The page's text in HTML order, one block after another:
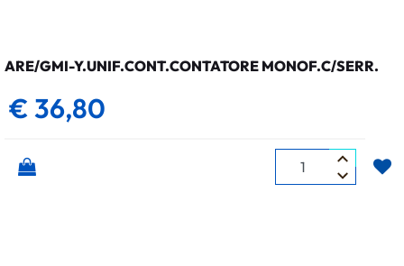
ARE/GMI-Y.UNIF.CONT.CONTATORE MONOF.C/SERR.
€ 36,80
Quantità